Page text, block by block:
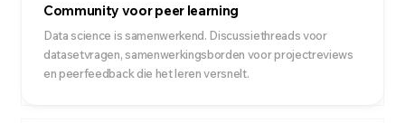
Community voor peer learning
Data science is samenwerkend. Discussiethreads voor
datasetvragen, samenwerkingsborden voor projectreviews
en peerfeedback die het leren versnelt.